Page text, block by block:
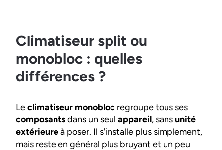
Climatiseur split ou
monobloc : quelles
différences ?
Leclimatiseur monobloc regroupe tous ses
composantsdans un seul appareil, sansunité
extérieureà poser. Il s'installe plus simplement,
mais reste en général plus bruyant et un peu